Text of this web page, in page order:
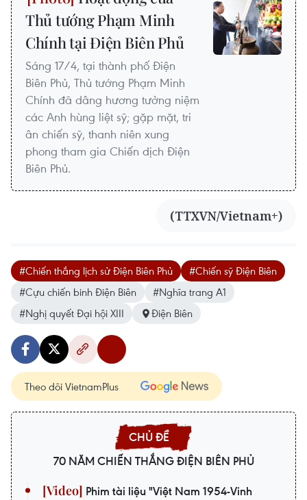
Thủ tướng Phạm Minh
Chính tại Điện Biên Phủ
Sáng 17/4, tại thành phố Điện
Biên Phủ, Thủ tướng Phạm Minh
Chính đã dâng hương tưởng niệm
các Anh hùng liệt sỹ; gặp mặt, tri
ân chiến sỹ, thanh niên xung
phong tham gia Chiến dịch Điện
Biên Phủ.
(TTXVN/Vietnam+)
#Chiến thắng lịch sử Điện Biên Phủ
#Chiến sỹ Điện Biên
#Cựu chiến binh Điện Biên
#Nghĩa trang A1
#Nghị quyết Đại hội XIII
Điện Biên
Theo dõi VietnamPlus
70 NĂM CHIẾN THẮNG ĐIỆN BIÊN PHỦ
Phim tài liệu "Việt Nam 1954-Vinh